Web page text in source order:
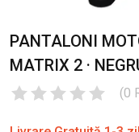
PANTALONI
MATRIX 2 ·
(0